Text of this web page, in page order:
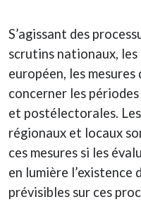
S’agissant des
scrutins nationaux,
européen, les
concerner les
et postélectorales.
régionaux et locaux
ces mesures si les
en lumière
prévisibles sur ces